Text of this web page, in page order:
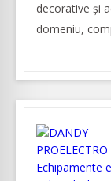
decorative şi
domeniu,